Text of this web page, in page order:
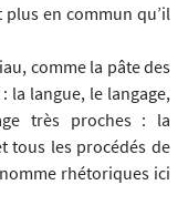
plus en commun qu’il
comme la pâte des
la langue, le langage,
très proches : la
tous les procédés de
rhétoriques ici